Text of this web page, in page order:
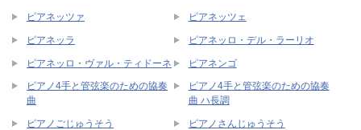
ピアネッツァ ピアネッツェ
ピアネッラ ピアネッロ・デル・ラーリオ
ピアネッロ・ヴァル・ティドーネ
ピアネンゴ
ピアノ4手と管弦楽のための協奏
曲
ピアノ4手と管弦楽のための協奏
曲 ハ長調
ピアノごじゅうそう ピアノさんじゅうそう